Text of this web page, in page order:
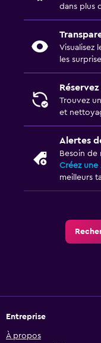
dans plus
Visualisez
les
Trouvez
et
Alertes
Besoin de
Créez
meilleurs
Entreprise
À propos